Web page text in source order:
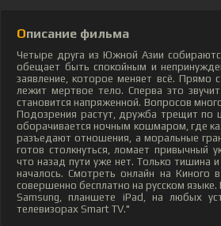
Описание фильма
Четыре друга из Южной Азии
обещает быть спокойным и
заявление, которое меняет всё. Прямо
лежит мертвое тело. Сперва это
становится напряженной. Вопросов
Подозрения растут, дружба трещит по
оборачивается ночным кошмаром, где
разъедают отношения, а моральные
готов столкнуться, ломает привычный
что назад пути уже нет. Только тишина
началось. Смотреть онлайн на
совершенно бесплатно на русском
Samsung, планшете iPad, на любых
телевизорах Smart TV."